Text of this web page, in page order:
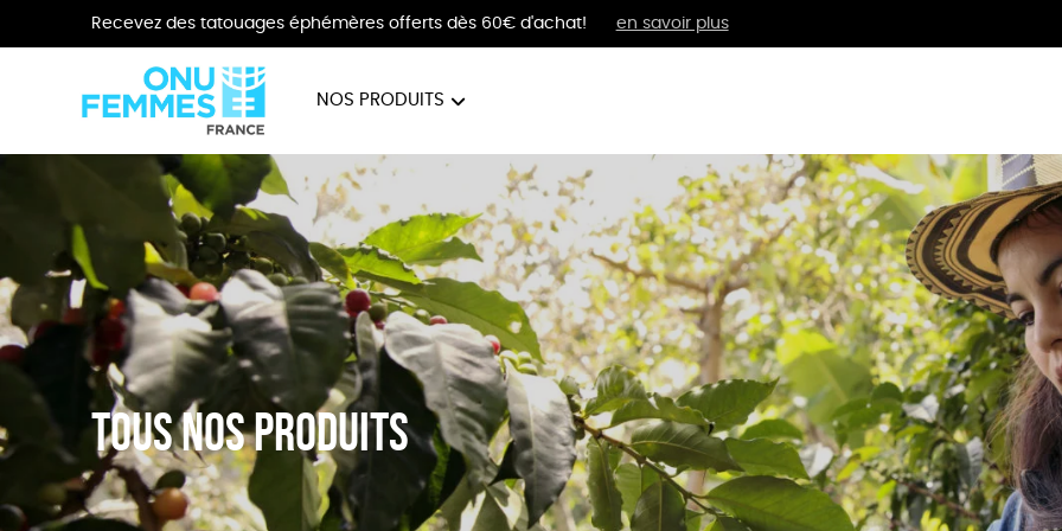
Recevez des tatouages éphémères offerts dès 60€ d'achat! en savoir plus
NOS PRODUITS
BIJOUX VÊTEMENTS BIEN-ÊTRE
Tous nos produits